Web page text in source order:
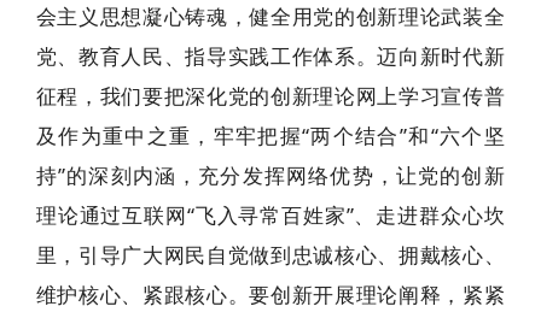
会主义思想凝心铸魂，健全用党的创新理论武装全
党、教育人民、指导实践工作体系。迈向新时代新
征程，我们要把深化党的创新理论网上学习宣传普
及作为重中之重，牢牢把握“两个结合”和“六个坚
持”的深刻内涵，充分发挥网络优势，让党的创新
理论通过互联网“飞入寻常百姓家”、走进群众心坎
里，引导广大网民自觉做到忠诚核心、拥戴核心、
维护核心、紧跟核心。要创新开展理论阐释，紧紧